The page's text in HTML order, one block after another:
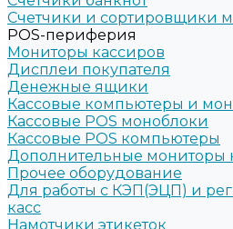
Счетчики и сортировщики
POS-периферия
Мониторы кассиров
Дисплеи покупателя
Денежные ящики
Кассовые компьютеры и
Кассовые POS моноблоки
Кассовые POS компьютеры
Дополнительные мониторы
Прочее оборудование
Для работы с КЭП(ЭЦП) и
касс
Намотчики этикеток